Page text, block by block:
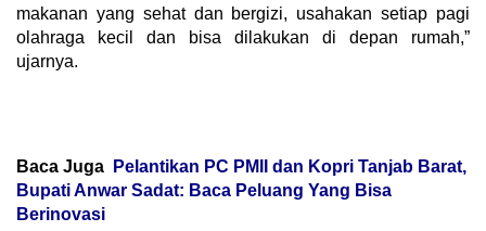
makanan yang sehat dan bergizi, usahakan setiap pagi
olahraga kecil dan bisa dilakukan di depan rumah,”
ujarnya.
Baca Juga
Pelantikan PC PMII dan Kopri Tanjab Barat,
Bupati Anwar Sadat: Baca Peluang Yang Bisa
Berinovasi